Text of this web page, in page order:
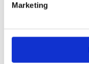
Marketing